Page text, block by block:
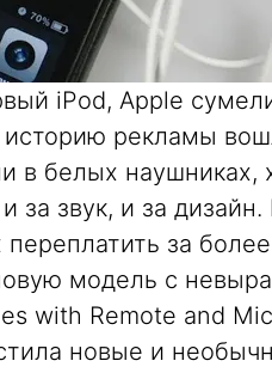
iPod, Apple
рекламы
в белых наушниках,
за звук, и за
за
модель с
with Remote and
новые и